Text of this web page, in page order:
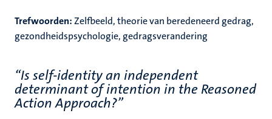
Trefwoorden:Zelfbeeld, theorie van beredeneerd gedrag,
gezondheidspsychologie, gedragsverandering
“Is self-identity an independent
determinant of intention in the Reasoned
Action Approach?”